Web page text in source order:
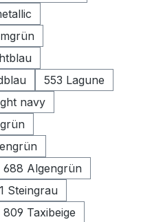
553 Lagune
navy
688 Algengrün
Steingrau
809 Taxibeige